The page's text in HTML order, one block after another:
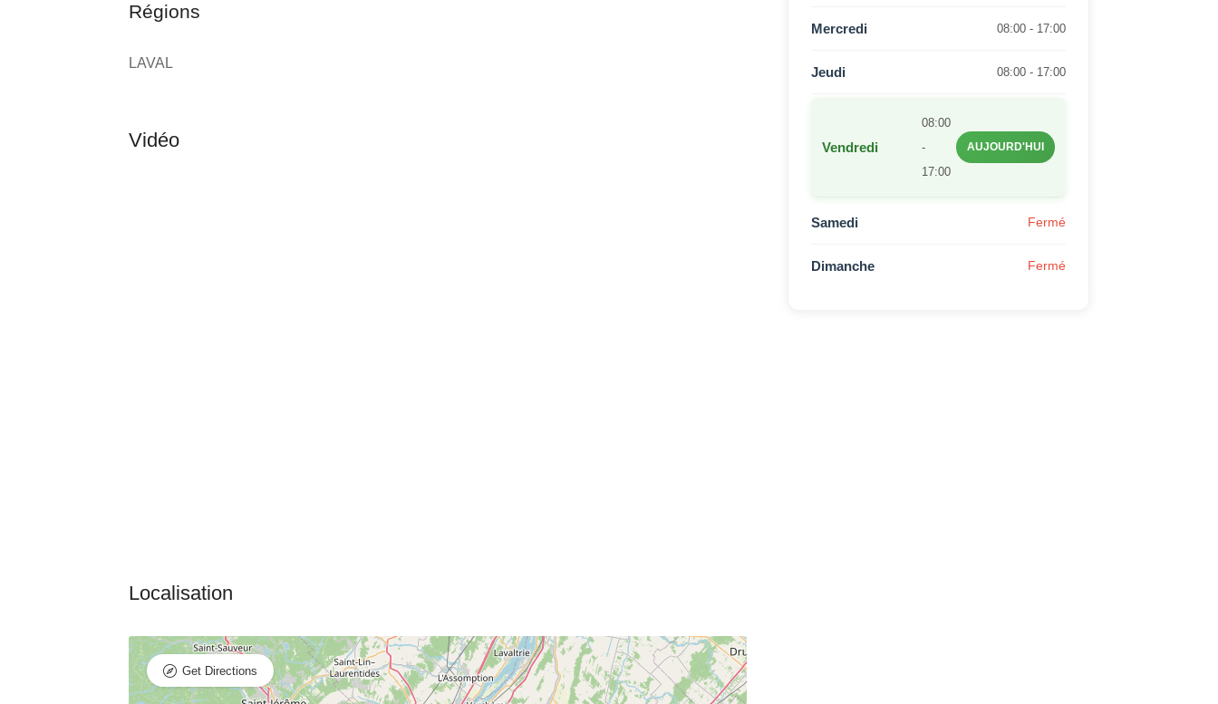
Régions
LAVAL
Get Directions
Mercredi 08:00 - 17:00
Jeudi 08:00 - 17:00
Vendredi
08:00
-
17:00
AUJOURD'HUI
Samedi Fermé
Dimanche Fermé